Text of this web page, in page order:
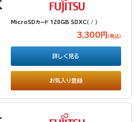
MicroSDカード 128GB SDXC（ / ）
3,300円 （税込）
お気入り登録
詳しく見る